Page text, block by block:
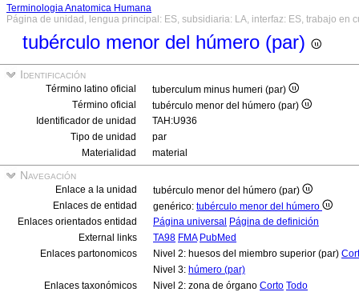
Terminologia Anatomica Humana
Página de unidad, lengua principal: ES, subsidiaria: LA, interfaz: ES, trabajo en
tubérculo menor del húmero (par)
Identificación
Término latino oficial
tuberculum minus humeri (par)
Término oficial
tubérculo menor del húmero (par)
Identificador de unidad
TAH:U936
Tipo de unidad
par
Materialidad
material
Navegación
Enlace a la unidad
tubérculo menor del húmero (par)
Enlaces de entidad
genérico: tubérculo menor del húmero
Enlaces orientados entidad
Página universal Página de definición
External links
TA98 FMA PubMed
Enlaces partonomicos
Nivel 2: huesos del miembro superior (par)
Nivel 3: húmero (par)
Enlaces taxonómicos
Nivel 2: zona de órgano Corto Todo